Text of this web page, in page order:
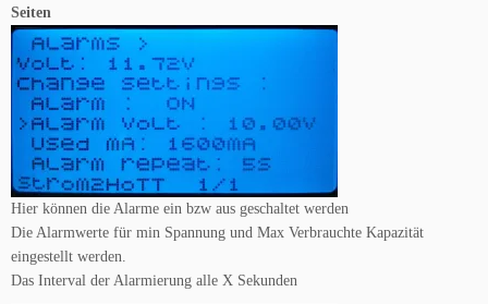
Seiten
Hier können die Alarme ein bzw aus geschaltet werden
Die Alarmwerte für min Spannung und Max Verbrauchte Kapazität
eingestellt werden.
Das Interval der Alarmierung alle X Sekunden